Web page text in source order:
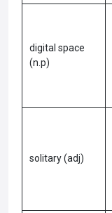
digital space
(n.p)
solitary (adj)